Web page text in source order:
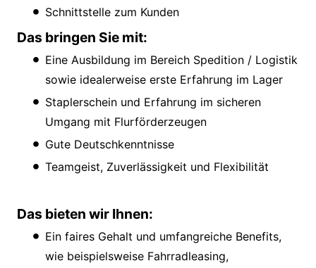
Schnittstelle zum Kunden
Das bringen Sie mit:
Eine Ausbildung im Bereich Spedition / Logistik
sowie idealerweise erste Erfahrung im Lager
Staplerschein und Erfahrung im sicheren
Umgang mit Flurförderzeugen
Gute Deutschkenntnisse
Teamgeist, Zuverlässigkeit und Flexibilität
Das bieten wir Ihnen:
Ein faires Gehalt und umfangreiche Benefits,
wie beispielsweise Fahrradleasing,